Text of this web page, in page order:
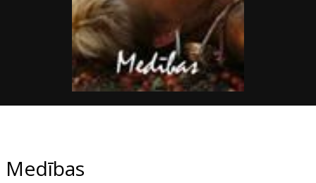
Pasākumi
Dāvanu
Medības